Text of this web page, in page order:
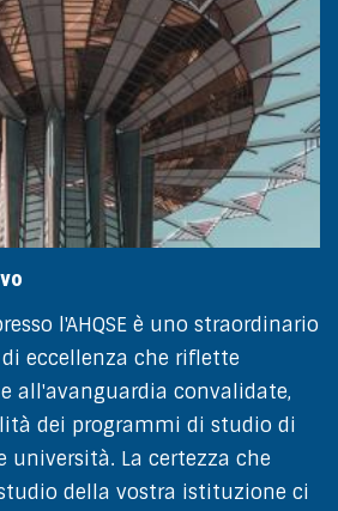
l'AHQSE è uno straordinario
eccellenza che riflette
all'avanguardia convalidate,
dei programmi di studio di
università. La certezza che
della vostra istituzione ci